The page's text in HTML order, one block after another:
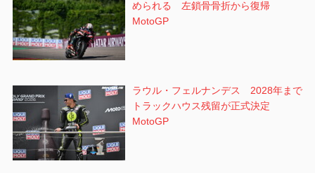
められる 左鎖骨骨折から復帰
MotoGP
ラウル・フェルナンデス 2028年まで
トラックハウス残留が正式決定
MotoGP